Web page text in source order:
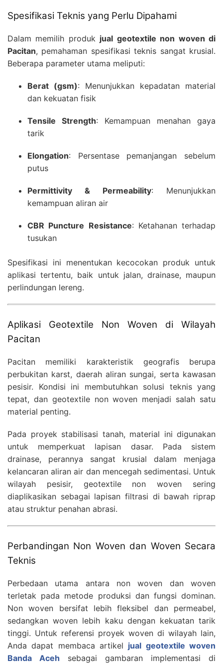
Spesifikasi Teknis yang Perlu Dipahami
Dalam memilih produk jual geotextile non woven di
Pacitan, pemahaman spesifikasi teknis sangat krusial.
Beberapa parameter utama meliputi:
Berat (gsm): Menunjukkan kepadatan material
dan kekuatan fisik
Tensile Strength: Kemampuan menahan gaya
tarik
Elongation: Persentase pemanjangan sebelum
putus
Permittivity & Permeability: Menunjukkan
kemampuan aliran air
CBR Puncture Resistance: Ketahanan terhadap
tusukan
Spesifikasi ini menentukan kecocokan produk untuk
aplikasi tertentu, baik untuk jalan, drainase, maupun
perlindungan lereng.
Aplikasi Geotextile Non Woven di Wilayah
Pacitan
Pacitan memiliki karakteristik geografis berupa
perbukitan karst, daerah aliran sungai, serta kawasan
pesisir. Kondisi ini membutuhkan solusi teknis yang
tepat, dan geotextile non woven menjadi salah satu
material penting.
Pada proyek stabilisasi tanah, material ini digunakan
untuk memperkuat lapisan dasar. Pada sistem
drainase, perannya sangat krusial dalam menjaga
kelancaran aliran air dan mencegah sedimentasi. Untuk
wilayah pesisir, geotextile non woven sering
diaplikasikan sebagai lapisan filtrasi di bawah riprap
atau struktur penahan abrasi.
Perbandingan Non Woven dan Woven Secara
Teknis
Perbedaan utama antara non woven dan woven
terletak pada metode produksi dan fungsi dominan.
Non woven bersifat lebih fleksibel dan permeabel,
sedangkan woven lebih kaku dengan kekuatan tarik
tinggi. Untuk referensi proyek woven di wilayah lain,
Anda dapat membaca artikel jual geotextile woven
Banda Aceh sebagai gambaran implementasi di